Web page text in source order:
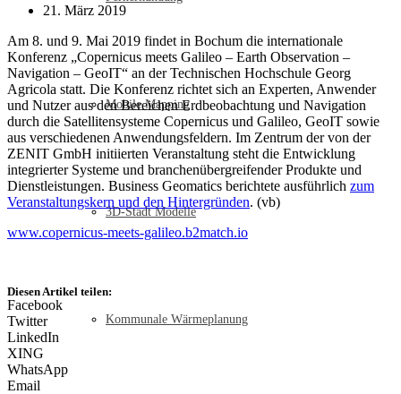
Mobile Mapping
3D-Stadt Modelle
Kommunale Wärmeplanung
21. März 2019
Am 8. und 9. Mai 2019 findet in Bochum die internationale
Konferenz „Copernicus meets Galileo – Earth Observation –
Navigation – GeoIT“ an der Technischen Hochschule Georg
Agricola statt. Die Konferenz richtet sich an Experten, Anwender
und Nutzer aus den Bereichen Erdbeobachtung und Navigation
durch die Satellitensysteme Copernicus und Galileo, GeoIT sowie
aus verschiedenen Anwendungsfeldern. Im Zentrum der von der
ZENIT GmbH initiierten Veranstaltung steht die Entwicklung
integrierter Systeme und branchenübergreifender Produkte und
Dienstleistungen. Business Geomatics berichtete ausführlich zum
Veranstaltungskern und den Hintergründen. (vb)
www.copernicus-meets-galileo.b2match.io
Diesen Artikel teilen:
Facebook
Twitter
LinkedIn
XING
WhatsApp
Email